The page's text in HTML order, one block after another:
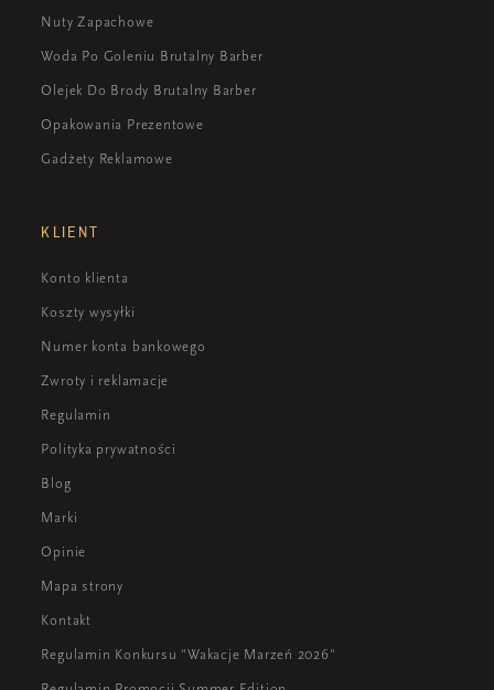
Nuty Zapachowe
Woda Po Goleniu Brutalny Barber
Olejek Do Brody Brutalny Barber
Opakowania Prezentowe
Gadżety Reklamowe
KLIENT
Konto klienta
Koszty wysyłki
Numer konta bankowego
Zwroty i reklamacje
Regulamin
Polityka prywatności
Blog
Marki
Opinie
Mapa strony
Kontakt
Regulamin Konkursu "Wakacje Marzeń 2026"